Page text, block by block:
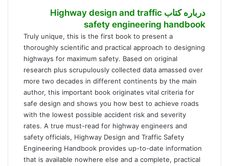
درباره کتاب Highway design and traffic
safety engineering handbook
Truly unique, this is the first book to present a
thoroughly scientific and practical approach to designing
highways for maximum safety. Based on original
research plus scrupulously collected data amassed over
more two decades in different continents by the main
author, this important book originates vital criteria for
safe design and shows you how best to achieve roads
with the lowest possible accident risk and severity
rates. A true must-read for highway engineers and
safety officials, Highway Design and Traffic Safety
Engineering Handbook provides up-to-date information
that is available nowhere else and a complete, practical